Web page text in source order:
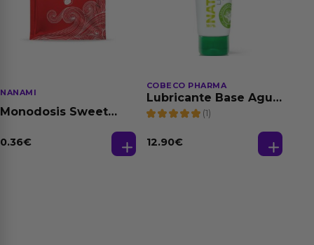
NANAMI
Monodosis Sweet
0.36€
COBECO PHARMA
Lubricante Base Agua
100% Natural 125 ml
(1)
12.90€